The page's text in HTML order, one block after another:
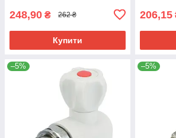
248,90 ₴ 262 ₴
Купити
206,15
–5% –5%